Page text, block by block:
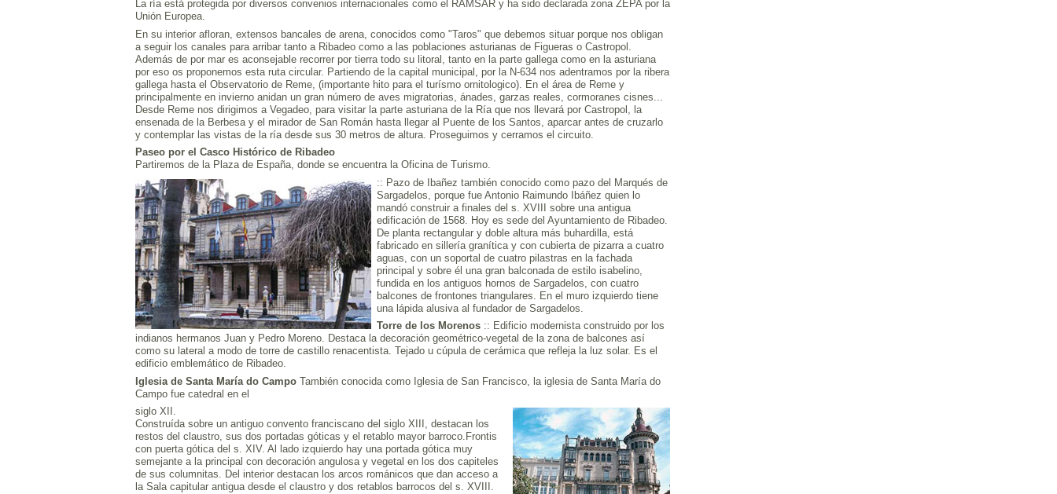
La ría está protegida por diversos convenios internacionales como el RAMSAR y ha sido declarada zona ZEPA por la
Unión Europea.
En su interior afloran, extensos bancales de arena, conocidos como "Taros" que debemos situar porque nos obligan
a seguir los canales para arribar tanto a Ribadeo como a las poblaciones asturianas de Figueras o Castropol.
Además de por mar es aconsejable recorrer por tierra todo su litoral, tanto en la parte gallega como en la asturiana
por eso os proponemos esta ruta circular. Partiendo de la capital municipal, por la N-634 nos adentramos por la ribera
gallega hasta el Observatorio de Reme, (importante hito para el turísmo ornitologico). En el área de Reme y
principalmente en invierno anidan un gran número de aves migratorias, ánades, garzas reales, cormoranes cisnes...
Desde Reme nos dirigimos a Vegadeo, para visitar la parte asturiana de la Ría que nos llevará por Castropol, la
ensenada de la Berbesa y el mirador de San Román hasta llegar al Puente de los Santos, aparcar antes de cruzarlo
y contemplar las vistas de la ría desde sus 30 metros de altura. Proseguimos y cerramos el circuito.
Paseo por el Casco Histórico de Ribadeo
Partiremos de la Plaza de España, donde se encuentra la Oficina de Turismo.
:: Pazo de Ibañez también conocido como pazo del Marqués de
Sargadelos, porque fue Antonio Raimundo Ibáñez quien lo
mandó construir a finales del s. XVIII sobre una antigua
edificación de 1568. Hoy es sede del Ayuntamiento de Ribadeo.
De planta rectangular y doble altura más buhardilla, está
fabricado en sillería granítica y con cubierta de pizarra a cuatro
aguas, con un soportal de cuatro pilastras en la fachada
principal y sobre él una gran balconada de estilo isabelino,
fundida en los antiguos hornos de Sargadelos, con cuatro
balcones de frontones triangulares. En el muro izquierdo tiene
una lápida alusiva al fundador de Sargadelos.
Torre de los Morenos:: Edificio modernista construido por los
indianos hermanos Juan y Pedro Moreno. Destaca la decoración geométrico-vegetal de la zona de balcones así
como su lateral a modo de torre de castillo renacentista. Tejado u cúpula de cerámica que refleja la luz solar. Es el
edificio emblemático de Ribadeo.
Iglesia de Santa María do Campo También conocida como Iglesia de San Francisco, la iglesia de Santa María do
Campo fue catedral en el
siglo XII.
Construída sobre un antiguo convento franciscano del siglo XIII, destacan los
restos del claustro, sus dos portadas góticas y el retablo mayor barroco.Frontis
con puerta gótica del s. XIV. Al lado izquierdo hay una portada gótica muy
semejante a la principal con decoración angulosa y vegetal en los dos capiteles
de sus columnitas. Del interior destacan los arcos románicos que dan acceso a
la Sala capitular antigua desde el claustro y dos retablos barrocos del s. XVIII.